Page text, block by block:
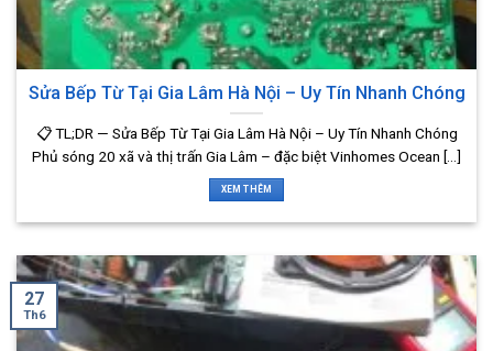
Sửa Bếp Từ Tại Gia Lâm Hà Nội – Uy Tín Nhanh Chóng
📋 TL;DR — Sửa Bếp Từ Tại Gia Lâm Hà Nội – Uy Tín Nhanh Chóng
Phủ sóng 20 xã và thị trấn Gia Lâm – đặc biệt Vinhomes Ocean [...]
XEM THÊM
27
Th6